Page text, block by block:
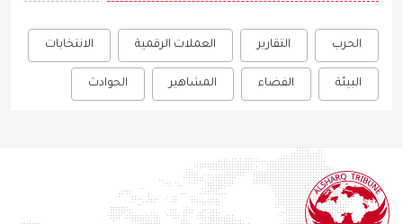
الحرب التقارير العملات الرقمية الانتخابات
البيئة الفضاء المشاهير الحوادث